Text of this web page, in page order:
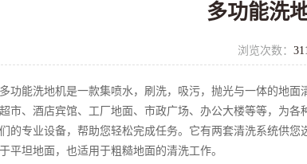
多功能洗
浏览次数：
能洗地机是一款集喷水，刷洗，吸污，抛光与一体的地面
市、酒店宾馆、工厂地面、市政广场、办公大楼等等，为
的专业设备，帮助您轻松完成任务。它有两套清洗系统供
平坦地面，也适用于粗糙地面的清洗工作。